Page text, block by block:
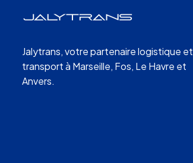
Jalytrans, votre partenaire logistique et
transport à Marseille, Fos, Le Havre et
Anvers.